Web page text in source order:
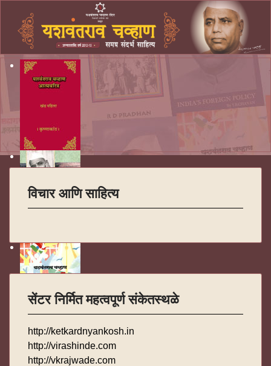
विचार आणि साहित्य
सेंटर निर्मित महत्वपूर्ण संकेतस्थळे
http://ketkardnyankosh.in
http://virashinde.com
http://vkrajwade.com